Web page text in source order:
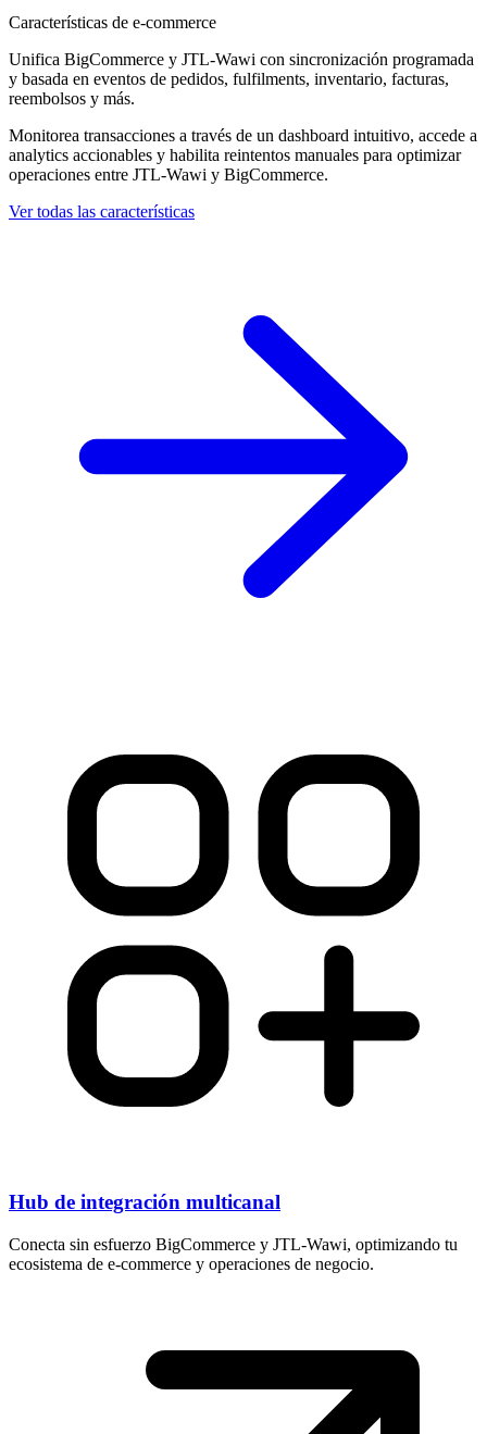
Características de e-commerce
Unifica BigCommerce y JTL-Wawi con sincronización programada
y basada en eventos de pedidos, fulfilments, inventario, facturas,
reembolsos y más.
Monitorea transacciones a través de un dashboard intuitivo, accede a
analytics accionables y habilita reintentos manuales para optimizar
operaciones entre JTL-Wawi y BigCommerce.
Ver todas las características
Hub de integración multicanal
Conecta sin esfuerzo BigCommerce y JTL-Wawi, optimizando tu
ecosistema de e-commerce y operaciones de negocio.